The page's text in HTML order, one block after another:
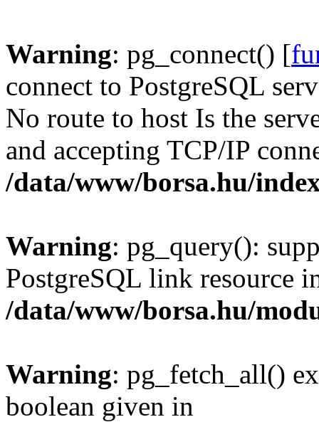
Warning: pg_connect() [
connect to PostgreSQL
No route to host Is the
and accepting TCP/IP
/data/www/borsa.hu/
Warning: pg_query():
PostgreSQL link resource
/data/www/borsa.hu/
Warning: pg_fetch_all()
boolean given in